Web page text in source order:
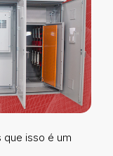
que isso é um